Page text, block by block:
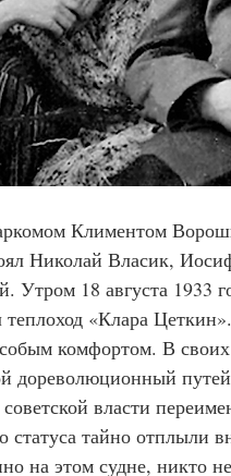
Климентом
Николай Власик,
18 августа 1933
«Клара
комфортом. В
дореволюционный
власти
тайно отплыли
на этом судне, никто